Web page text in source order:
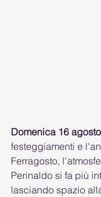
Domenica 16
festeggiamenti e
Ferragosto,
Perinaldo si fa più
lasciando spazio